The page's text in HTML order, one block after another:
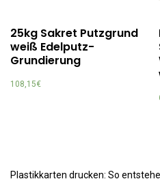
25kg Sakret Putzgrund
weiß Edelputz-
Grundierung
108,15€
Plastikkarten drucken: So